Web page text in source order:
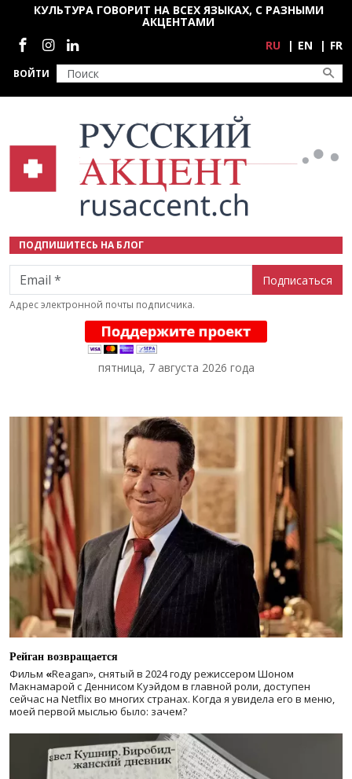
Перейти к основному содержанию
ВОЙТИ
КУЛЬТУРА ГОВОРИТ НА ВСЕХ ЯЗЫКАХ, С РАЗНЫМИ
АКЦЕНТАМИ
Социальные сети
RU EN FR
ПОДПИШИТЕСЬ НА БЛОГ
Email
Адрес электронной почты подписчика.
пятница, 7 августа 2026 года
Рейган возвращается
Фильм «Reagan», снятый в 2024 годурежиссером Шоном
Макнамарой с Деннисом Куэйдом в главной роли, доступен
сейчас на Netflix во многих странах. Когда я увидела его в меню,
моей первой мыслью было: зачем?